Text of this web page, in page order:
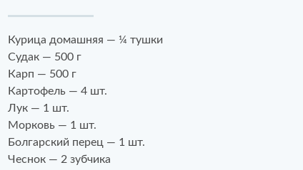
Курица домашняя — ¼ тушки
Судак — 500 г
Карп — 500 г
Картофель — 4 шт.
Лук — 1 шт.
Морковь — 1 шт.
Болгарский перец — 1 шт.
Чеснок — 2 зубчика